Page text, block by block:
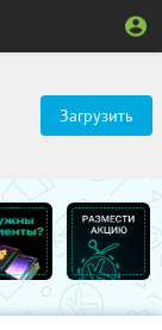
Загрузить